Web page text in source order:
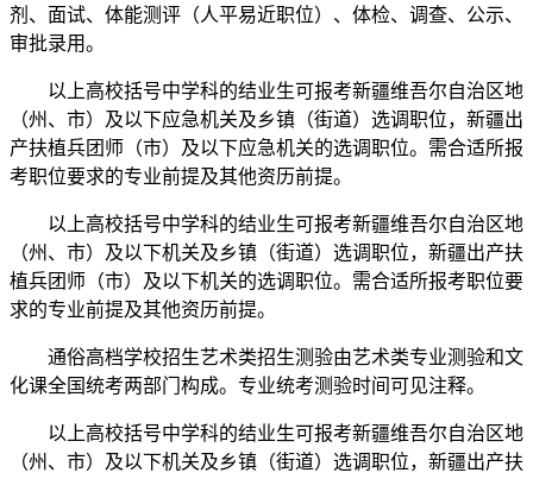
剂、面试、体能测评（人平易近职位）、体检、调查、公示、
审批录用。
以上高校括号中学科的结业生可报考新疆维吾尔自治区地
（州、市）及以下应急机关及乡镇（街道）选调职位，新疆出
产扶植兵团师（市）及以下应急机关的选调职位。需合适所报
考职位要求的专业前提及其他资历前提。
以上高校括号中学科的结业生可报考新疆维吾尔自治区地
（州、市）及以下机关及乡镇（街道）选调职位，新疆出产扶
植兵团师（市）及以下机关的选调职位。需合适所报考职位要
求的专业前提及其他资历前提。
通俗高档学校招生艺术类招生测验由艺术类专业测验和文
化课全国统考两部门构成。专业统考测验时间可见注释。
以上高校括号中学科的结业生可报考新疆维吾尔自治区地
（州、市）及以下机关及乡镇（街道）选调职位，新疆出产扶